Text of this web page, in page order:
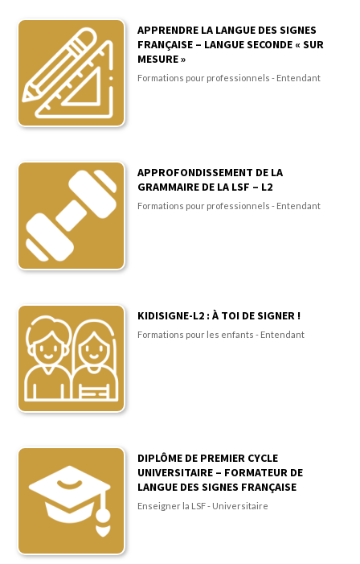
APPRENDRE LA LANGUE DES SIGNES
FRANÇAISE – LANGUE SECONDE « SUR
MESURE »
Formations pour professionnels - Entendant
APPROFONDISSEMENT DE LA
GRAMMAIRE DE LA LSF – L2
Formations pour professionnels - Entendant
KIDISIGNE-L2 : À TOI DE SIGNER !
Formations pour les enfants - Entendant
DIPLÔME DE PREMIER CYCLE
UNIVERSITAIRE – FORMATEUR DE
LANGUE DES SIGNES FRANÇAISE
Enseigner la LSF - Universitaire